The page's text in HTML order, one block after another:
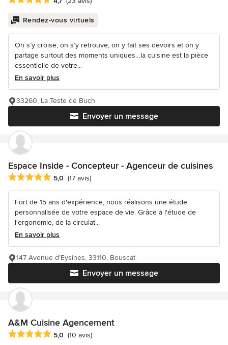
Rendez-vous virtuels
On s’y croise, on s’y retrouve, on y fait ses devoirs et on y
partage surtout des moments uniques…la cuisine est la pièce
essentielle de votre...
En savoir plus
Envoyer un message
33260, La Teste de Buch
Espace Inside - Concepteur - Agenceur de cuisines
Note moyenne : 5 étoiles sur 5
5,0 (17 avis)
Fort de 15 ans d'expérience, nous réalisons une étude
personnalisée de votre espace de vie. Grâce à l'étude de
l'ergonomie, de la circulat...
En savoir plus
Envoyer un message
147 Avenue d'Eysines, 33110, Bouscat
A&M Cuisine Agencement
Note moyenne : 5 étoiles sur 5
5,0 (10 avis)